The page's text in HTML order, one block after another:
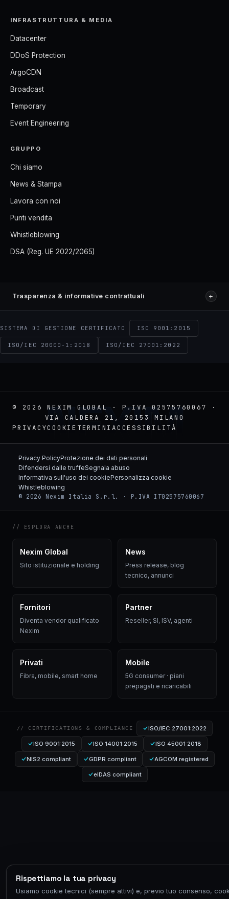
INFRASTRUTTURA & MEDIA
Datacenter
DDoS Protection
ArgoCDN
Broadcast
Temporary
Event Engineering
GRUPPO
Chi siamo
News & Stampa
Lavora con noi
Punti vendita
Whistleblowing
DSA (Reg. UE 2022/2065)
Trasparenza & informative contrattuali +
SISTEMA DI GESTIONE CERTIFICATO ISO 9001:2015
ISO/IEC 20000-1:2018 ISO/IEC 27001:2022
© 2026 NEXIM GLOBAL · P.IVA 02575760067 ·
VIA CALDERA 21, 20153 MILANO
PRIVACYCOOKIE TERMINI ACCESSIBILITÀ
NEXIM
Rispettiamo la tua privacy
Usiamo cookie tecnici (sempre attivi) e, previo tuo consenso,
Privacy PolicyProtezione dei dati personali
Difendersi dalle truffeSegnala abuso
Informativa sull'uso dei cookiePersonalizza cookie
Whistleblowing
© 2026 Nexim Italia S.r.l. · P.IVA IT02575760067
// ESPLORA ANCHE
Nexim Global
Sito istituzionale e holding
News
Press release, blog
tecnico, annunci
Fornitori
Diventa vendor qualificato
Nexim
Partner
Reseller, SI, ISV, agenti
Privati
Fibra, mobile, smart home
Mobile
5G consumer · piani
prepagati e ricaricabili
// CERTIFICATIONS & COMPLIANCE ISO/IEC 27001:2022
ISO 9001:2015 ISO 14001:2015 ISO 45001:2018
NIS2 compliant GDPR compliant AGCOM registered
eIDAS compliant